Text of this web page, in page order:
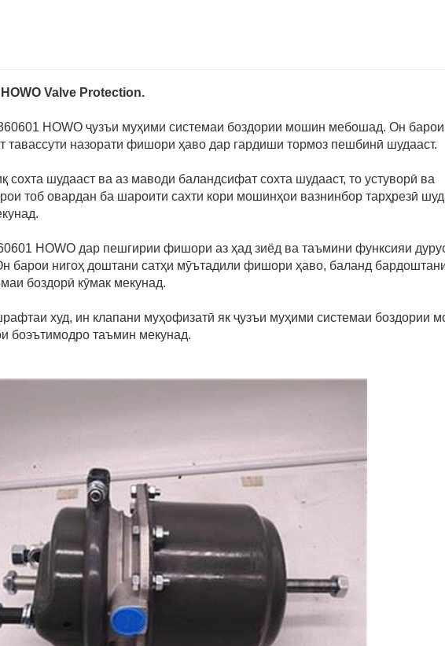
Valve Protection.
HOWO ҷузъи муҳими системаи боздории мошин мебошад. Он барои
тавассути назорати фишори ҳаво дар гардиши тормоз пешбинӣ шудааст.
сохта шудааст ва аз маводи баландсифат сохта шудааст, то устуворӣ ва
тоб овардан ба шароити сахти кори мошинҳои вазнинбор тарҳрезӣ
HOWO дар пешгирии фишори аз ҳад зиёд ва таъмини функсияи
барои нигоҳ доштани сатҳи мӯътадили фишори ҳаво, баланд
боздорӣ кӯмак мекунад.
худ, ин клапани муҳофизатӣ як ҷузъи муҳими системаи боздории
боэътимодро таъмин мекунад.